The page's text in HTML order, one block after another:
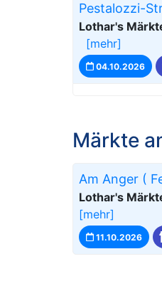
Pestalozzi-
Lothar's
[mehr]
04.10.2026
Märkte
Am Anger (
Lothar's
[mehr]
11.10.2026